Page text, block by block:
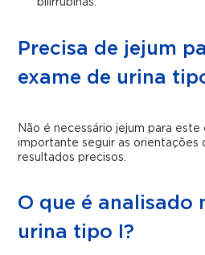
bilirrubinas.
Precisa de jejum
exame de urina
Não é necessário jejum para este
importante seguir as orientações
resultados precisos.
O que é analisado
urina tipo I?